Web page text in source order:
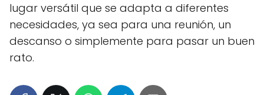
lugar versátil que se adapta a diferentes
necesidades, ya sea para una reunión, un
descanso o simplemente para pasar un buen
rato.